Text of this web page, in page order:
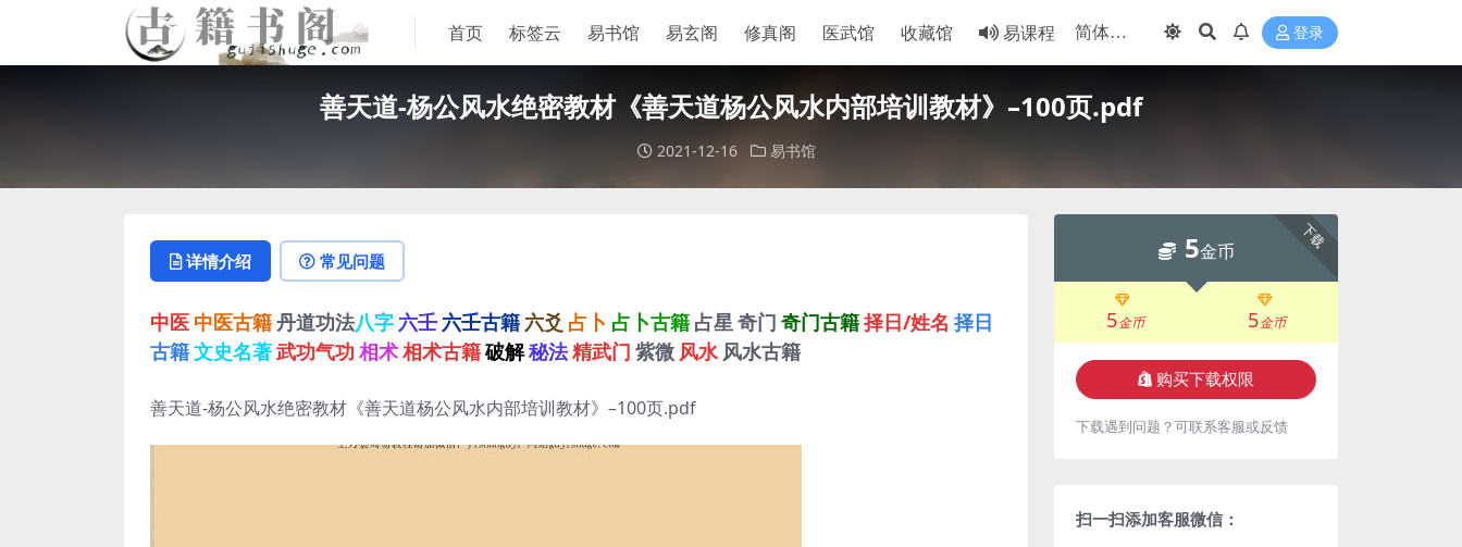
首页 标签云 易书馆 易玄阁 修真阁 医武馆 收藏馆 易课程 登录
善天道-杨公风水绝密教材《善天道杨公风水内部培训教材》–100页.pdf
2021-12-16 易书馆
详情介绍 常见问题
中医 中医古籍丹道功法八字 六壬 六壬古籍 六爻 占卜 占卜古籍 占星奇门 奇门古籍择日/姓名 择日
古籍文史名著武功气功 相术相术古籍破解秘法精武门 紫微 风水 风水古籍
善天道-杨公风水绝密教材《善天道杨公风水内部培训教材》–100页.pdf
下载
5金币
5金币 5金币
购买下载权限
下载遇到问题？可联系客服或反馈
扫一扫添加客服微信：